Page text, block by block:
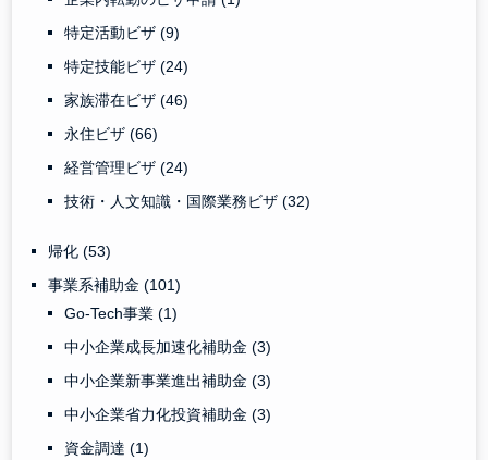
特定活動ビザ(9)
特定技能ビザ(24)
家族滞在ビザ(46)
永住ビザ(66)
経営管理ビザ(24)
技術・人文知識・国際業務ビザ(32)
帰化(53)
事業系補助金(101)
Go-Tech事業(1)
中小企業成長加速化補助金(3)
中小企業新事業進出補助金(3)
中小企業省力化投資補助金(3)
資金調達(1)